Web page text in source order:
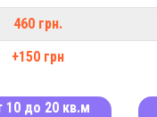
460 грн.
+150 грн
10 до 20 кв.м